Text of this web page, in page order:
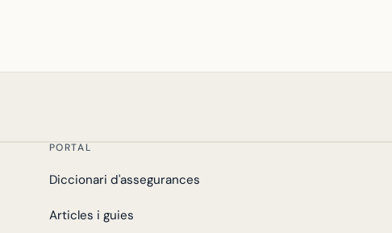
PORTAL
Diccionari d'assegurances
Articles i guies